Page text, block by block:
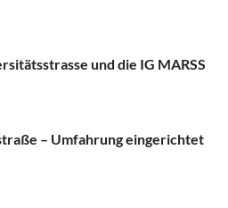
und die IG MARSS
­– Umfahrung eingerichtet